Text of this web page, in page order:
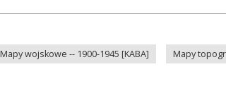
Mapy wojskowe -- 1900-1945 [KABA] Mapy